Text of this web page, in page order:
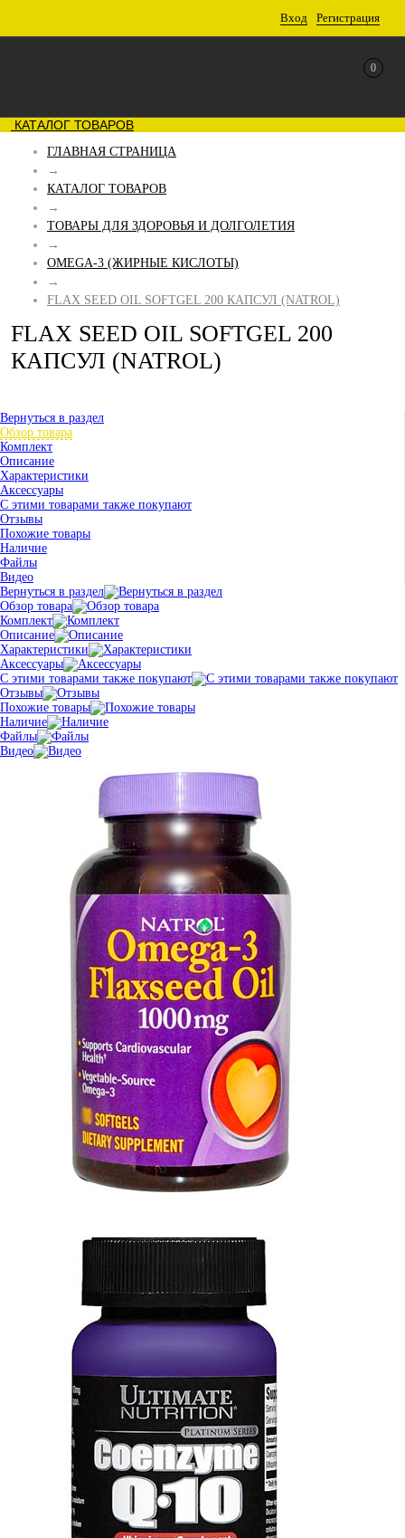
Вход Регистрация
0
КАТАЛОГ ТОВАРОВ
ГЛАВНАЯ СТРАНИЦА
→
КАТАЛОГ ТОВАРОВ
→
ТОВАРЫ ДЛЯ ЗДОРОВЬЯ И ДОЛГОЛЕТИЯ
→
OMEGA-3 (ЖИРНЫЕ КИСЛОТЫ)
→
FLAX SEED OIL SOFTGEL 200 КАПСУЛ (NATROL)
FLAX SEED OIL SOFTGEL 200
КАПСУЛ (NATROL)
Вернуться в раздел
Обзор товара
Комплект
Описание
Характеристики
Аксессуары
С этими товарами также покупают
Отзывы
Похожие товары
Наличие
Файлы
Видео
Вернуться в раздел
Обзор товара
Комплект
Описание
Характеристики
Аксессуары
С этими товарами также покупают
Отзывы
Похожие товары
Наличие
Файлы
Видео